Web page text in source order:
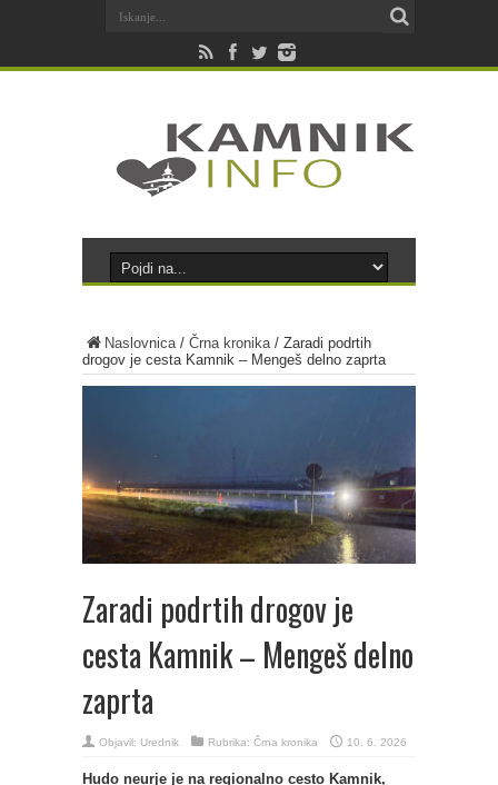
Naslovnica/ Črna kronika/ Zaradi podrtih
drogov je cesta Kamnik – Mengeš delno zaprta
Zaradi podrtih drogov je
cesta Kamnik – Mengeš delno
zaprta
Objavil: Urednik Rubrika: Črna kronika 10. 6. 2026
Hudo neurje je na regionalno cesto Kamnik,